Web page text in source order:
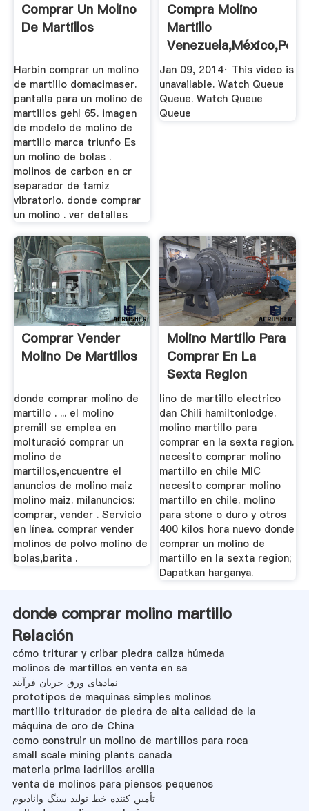
Comprar Un Molino
De Martillos
Harbin comprar un molino
de martillo domacimaser.
pantalla para un molino de
martillos gehl 65. imagen
de modelo de molino de
martillo marca triunfo Es
un molino de bolas .
molinos de carbon en cr
separador de tamiz
vibratorio. donde comprar
un molino . ver detalles
Compra Molino
Martillo
Venezuela,México,Perú
YouTube
Jan 09, 2014· This video is
unavailable. Watch Queue
Queue. Watch Queue
Queue
Comprar Vender
Molino De Martillos
donde comprar molino de
martillo . ... el molino
premill se emplea en
molturació comprar un
molino de
martillos,encuentre el
anuncios de molino maiz
molino maiz. milanuncios:
comprar, vender . Servicio
en línea. comprar vender
molinos de polvo molino de
bolas,barita .
Molino Martillo Para
Comprar En La
Sexta Region
lino de martillo electrico
dan Chili hamiltonlodge.
molino martillo para
comprar en la sexta region.
necesito comprar molino
martillo en chile MIC
necesito comprar molino
martillo en chile. molino
para stone o duro y otros
400 kilos hora nuevo donde
comprar un molino de
martillo en la sexta region;
Dapatkan harganya.
donde comprar molino martillo
Relación
cómo triturar y cribar piedra caliza húmeda
molinos de martillos en venta en sa
نمادهای ورق جریان فرآیند
prototipos de maquinas simples molinos
martillo triturador de piedra de alta calidad de la
máquina de oro de China
como construir un molino de martillos para roca
small scale mining plants canada
materia prima ladrillos arcilla
venta de molinos para piensos pequenos
تأمین کننده خط تولید سنگ وانادیوم